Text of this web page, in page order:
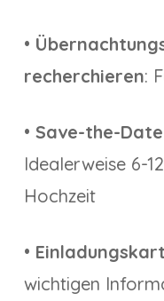
•
recherchieren:
• Save-the-
Idealerweise 6-
Hochzeit
•
wichtigen